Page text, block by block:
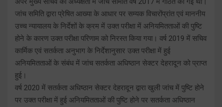
जांच समिति द्वारा प्रेषित आख्या के आधार पर सम्यक विचारोंप्रांत एवं माननीय
उच्च न्यायालय के निर्देशों के क्रम में उक्त परीक्षा में अनियमितताओं की पुष्टि
होने के कारण उक्त परीक्षा परिणाम को निरस्त किया गया। वर्ष 2019 में सचिव
कार्मिक एवं सतर्कता अनुभाग के निर्देशानुसार उक्त परीक्षा में हुई
अनियमितताओं के संबंध में जांच सतर्कता अधिष्ठान सेक्टर देहरादून को प्राप्त
हुई।
वर्ष 2020 में सतर्कता अधिष्ठान सेक्टर देहरादून द्वारा खुली जांच में पुष्टि होने
पर उक्त परीक्षा में हुई अनियमितताओं की पुष्टि होने पर सतर्कता अधिष्ठान